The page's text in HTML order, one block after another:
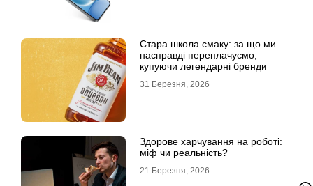
Стара школа смаку: за що ми
насправді переплачуємо,
купуючи легендарні бренди
31 Березня, 2026
Здорове харчування на роботі:
міф чи реальність?
21 Березня, 2026